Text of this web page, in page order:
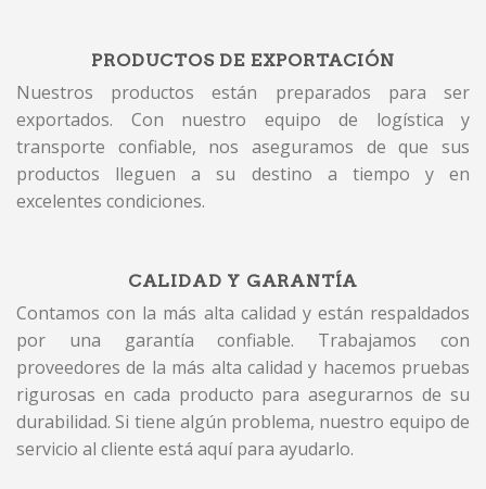
PRODUCTOS DE EXPORTACIÓN
Nuestros productos están preparados para ser
exportados. Con nuestro equipo de logística y
transporte confiable, nos aseguramos de que sus
productos lleguen a su destino a tiempo y en
excelentes condiciones.
CALIDAD Y GARANTÍA
Contamos con la más alta calidad y están respaldados
por una garantía confiable. Trabajamos con
proveedores de la más alta calidad y hacemos pruebas
rigurosas en cada producto para asegurarnos de su
durabilidad. Si tiene algún problema, nuestro equipo de
servicio al cliente está aquí para ayudarlo.